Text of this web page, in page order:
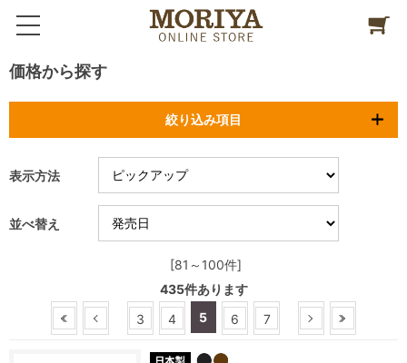
価格から探す
絞り込み項目
表示方法
並べ替え
[81～100件]
435件あります
3
4 5 6 7